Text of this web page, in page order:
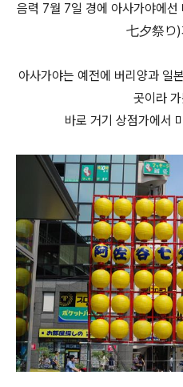
음력 7월 7일 경에 아사가야에
七夕祭り)
아사가야는 예전에 버리양과 일
곳이라
바로 거기 상점가에서